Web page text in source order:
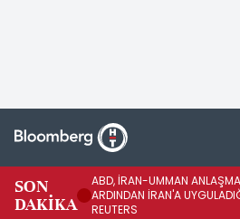
SON
DAKİKA
ABD, İRAN-UMMAN
ARDINDAN İRAN'A
REUTERS